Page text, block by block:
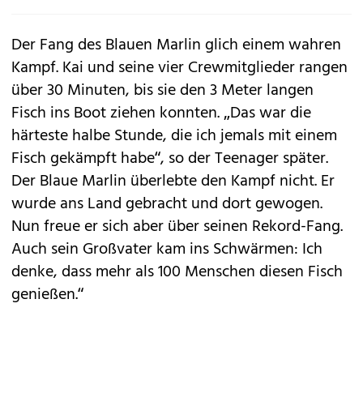
Der Fang des Blauen Marlin glich einem wahren
Kampf. Kai und seine vier Crewmitglieder rangen
über 30 Minuten, bis sie den 3 Meter langen
Fisch ins Boot ziehen konnten. „Das war die
härteste halbe Stunde, die ich jemals mit einem
Fisch gekämpft habe“, so der Teenager später.
Der Blaue Marlin überlebte den Kampf nicht. Er
wurde ans Land gebracht und dort gewogen.
Nun freue er sich aber über seinen Rekord-Fang.
Auch sein Großvater kam ins Schwärmen: Ich
denke, dass mehr als 100 Menschen diesen Fisch
genießen.“